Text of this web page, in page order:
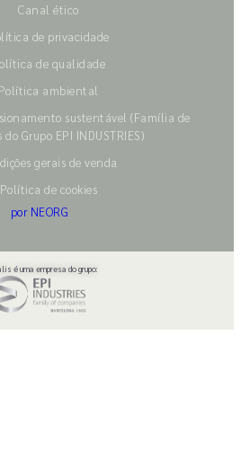
Canal ético
de privacidade
de qualidade
Política ambiental
sustentável (Família de
do Grupo EPI INDUSTRIES)
gerais de venda
Política de cookies
por NEORG
é uma empresa do grupo: